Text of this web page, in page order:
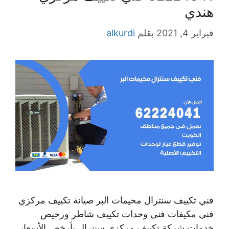
هندي
فبراير 4, 2021 بقلم alkurdi
فني تكييف سنترال مخيمات البر صيانة تكييف مركزي
فني مكيفات فني وحدات تكييف شاطر ورخيص